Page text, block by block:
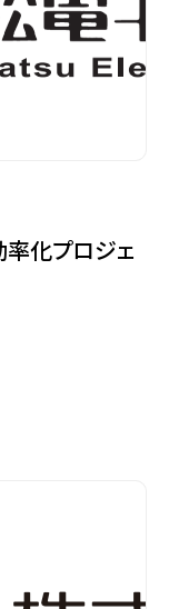
化プロジェ